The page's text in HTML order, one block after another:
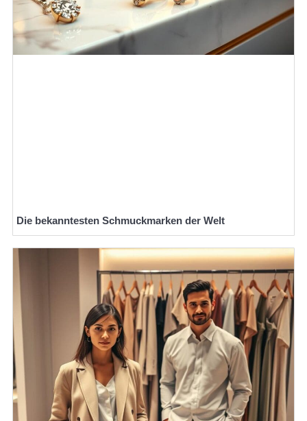
Die bekanntesten Schmuckmarken der Welt